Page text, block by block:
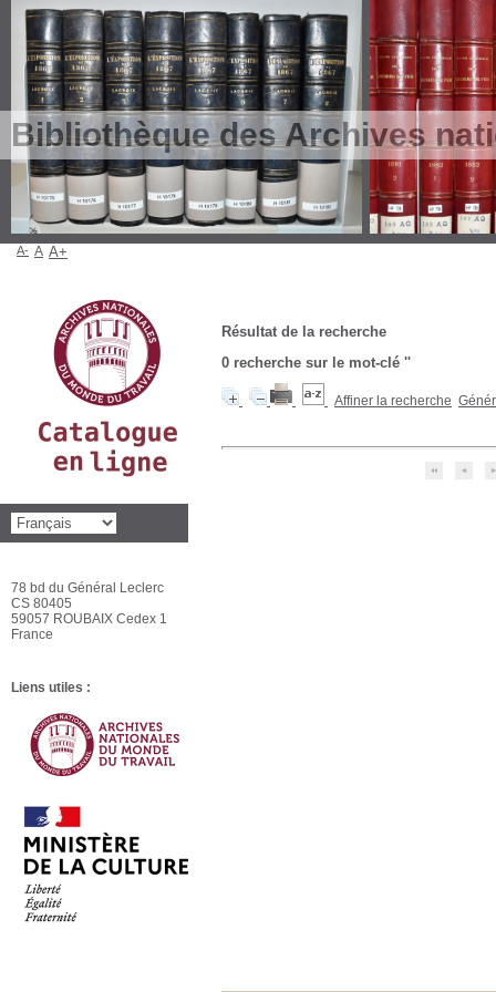
Bibliothèque des Archives
Résultat de la recherche
0 recherche sur le mot-clé ''
Affiner la recherche
A- A A+
78 bd du Général Leclerc
CS 80405
59057 ROUBAIX Cedex 1
France
Liens utiles :